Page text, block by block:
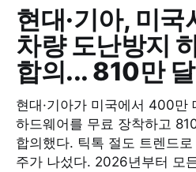
현대·기아, 미
차량 도난방지
합의... 810만
현대·기아가 미국에서 400만
하드웨어를 무료 장착하고
합의했다. 틱톡 절도 트렌드
주가 나섰다. 2026년부터 모